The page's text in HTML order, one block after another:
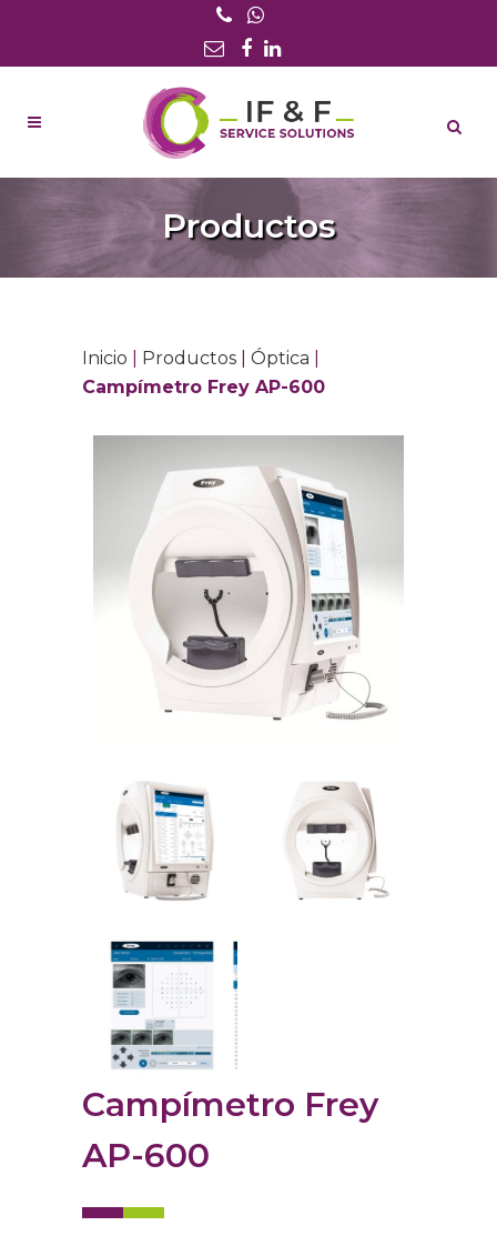
Productos
Inicio Productos Óptica
Campímetro Frey AP-600
Campímetro Frey
AP-600